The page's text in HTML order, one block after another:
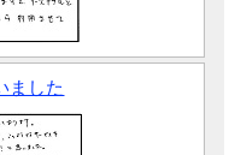
ました